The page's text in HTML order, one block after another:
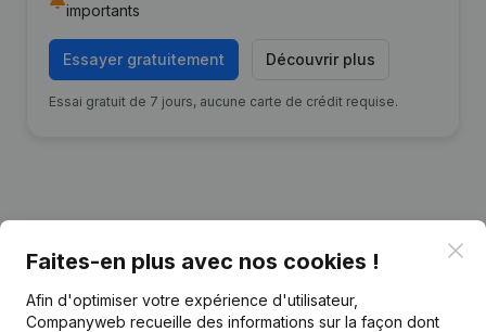
importants
Essayer gratuitement Découvrir plus
Essai gratuit de 7 jours, aucune carte de crédit requise.
Date Publication
Faites-en plus avec nos cookies !
Afin d'optimiser votre expérience d'utilisateur,
Companyweb recueille des informations sur la façon dont